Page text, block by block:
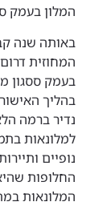
המלון בעמק ססגון
באותה שנה
המחוזית
בעמק ססגון
בהליך
נדיר ברמה
נופיים
החלופות
המלונאות